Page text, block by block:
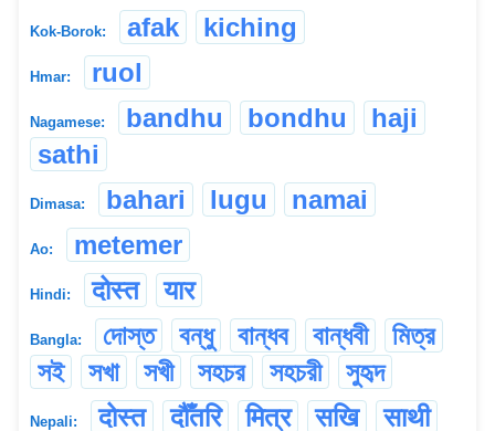
Kok-Borok: afak kiching
Hmar: ruol
Nagamese: bandhu bondhu
haji
sathi
Dimasa: bahari lugu namai
Ao: metemer
Hindi: दोस्त यार
Bangla: দোস্ত বন্ধু বান্ধব বান্ধবী
মিত্র
সই
সখা সখী সহচর সহচরী সুহৃদ
Nepali: दोस्त दौँतरि मित्र सखि साथी